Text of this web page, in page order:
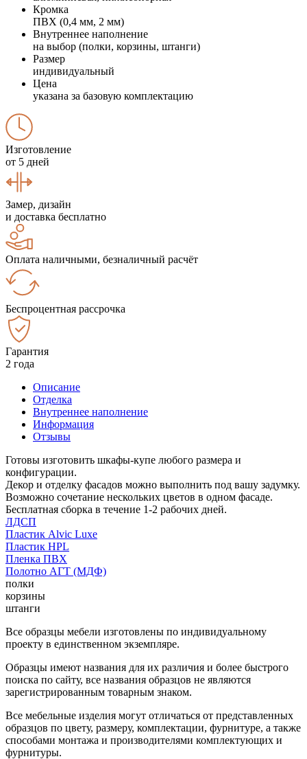
Кромка
ПВХ (0,4 мм, 2 мм)
Внутреннее наполнение
на выбор (полки, корзины, штанги)
Размер
индивидуальный
Цена
указана за базовую комплектацию
Изготовление
от 5 дней
Замер, дизайн
и доставка бесплатно
Оплата наличными, безналичный расчёт
Беспроцентная рассрочка
Гарантия
2 года
Описание
Отделка
Внутреннее наполнение
Информация
Отзывы
Готовы изготовить шкафы-купе любого размера и
конфигурации.
Декор и отделку фасадов можно выполнить под вашу задумку.
Возможно сочетание нескольких цветов в одном фасаде.
Бесплатная сборка в течение 1-2 рабочих дней.
ЛДСП
Пластик Alvic Luxe
Пластик HPL
Пленка ПВХ
Полотно АГТ (МДФ)
полки
корзины
штанги
Все образцы мебели изготовлены по индивидуальному
проекту в единственном экземпляре.
Образцы имеют названия для их различия и более быстрого
поиска по сайту, все названия образцов не являются
зарегистрированным товарным знаком.
Все мебельные изделия могут отличаться от представленных
образцов по цвету, размеру, комплектации, фурнитуре, а также
способами монтажа и производителями комплектующих и
фурнитуры.